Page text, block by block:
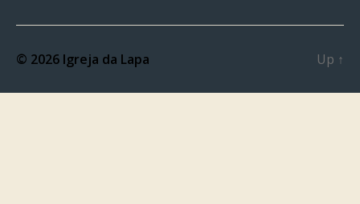
© 2026 Igreja da Lapa Up ↑